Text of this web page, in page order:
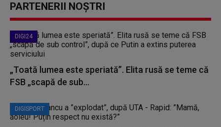
PARTENERII NOȘTRI
DIGI24
„Toată lumea este speriată”. Elita rusă se teme că
FSB „scapă de sub...
DIGISPORT